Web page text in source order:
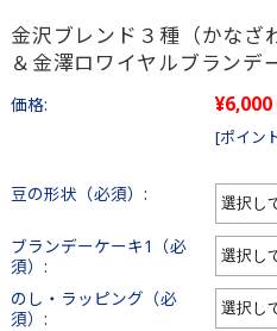
金沢ブレンド３種（かなざ
＆金澤ロワイヤルブランデ
価格: ¥6,000
[ポイン
豆の形状（必須）:
ブランデーケーキ1（必
須）:
のし・ラッピング（必
須）: